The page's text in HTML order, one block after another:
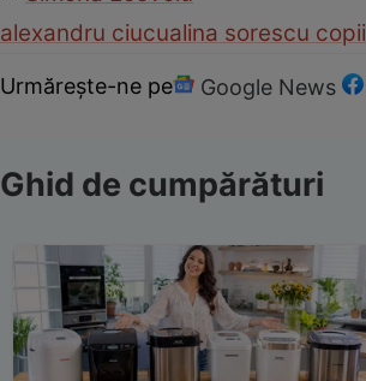
alexandru ciucualina sorescu copii
Urmărește-ne pe Google News
Ghid de cumpărături